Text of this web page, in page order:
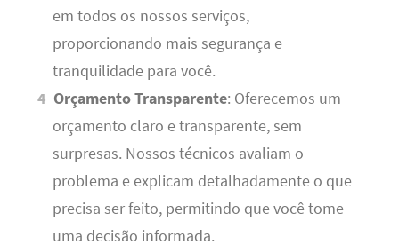
em todos os nossos serviços,
proporcionando mais segurança e
tranquilidade para você.
Orçamento Transparente: Oferecemos um
orçamento claro e transparente, sem
surpresas. Nossos técnicos avaliam o
problema e explicam detalhadamente o que
precisa ser feito, permitindo que você tome
uma decisão informada.